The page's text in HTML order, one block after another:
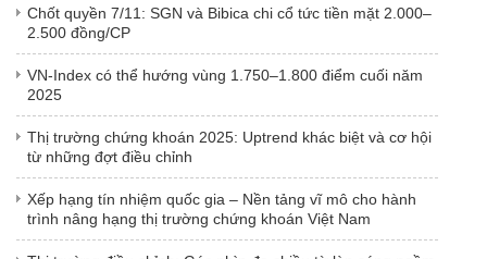
Chốt quyền 7/11: SGN và Bibica chi cổ tức tiền mặt 2.000–
2.500 đồng/CP
VN-Index có thể hướng vùng 1.750–1.800 điểm cuối năm
2025
Thị trường chứng khoán 2025: Uptrend khác biệt và cơ hội
từ những đợt điều chỉnh
Xếp hạng tín nhiệm quốc gia – Nền tảng vĩ mô cho hành
trình nâng hạng thị trường chứng khoán Việt Nam